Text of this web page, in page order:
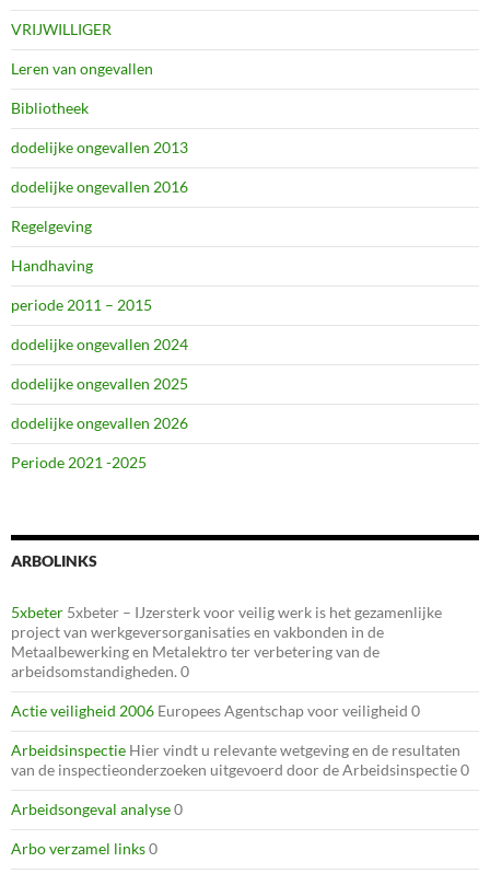
VRIJWILLIGER
Leren van ongevallen
Bibliotheek
dodelijke ongevallen 2013
dodelijke ongevallen 2016
Regelgeving
Handhaving
periode 2011 – 2015
dodelijke ongevallen 2024
dodelijke ongevallen 2025
dodelijke ongevallen 2026
Periode 2021 -2025
ARBOLINKS
5xbeter 5xbeter – IJzersterk voor veilig werk is het gezamenlijke
project van werkgeversorganisaties en vakbonden in de
Metaalbewerking en Metalektro ter verbetering van de
arbeidsomstandigheden. 0
Actie veiligheid 2006 Europees Agentschap voor veiligheid 0
Arbeidsinspectie Hier vindt u relevante wetgeving en de resultaten
van de inspectieonderzoeken uitgevoerd door de Arbeidsinspectie 0
Arbeidsongeval analyse0
Arbo verzamel links0